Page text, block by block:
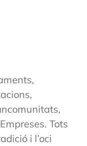
Tots
i l’oci